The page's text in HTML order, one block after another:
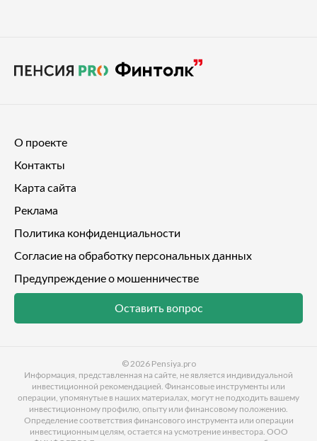
О проекте
Контакты
Карта сайта
Реклама
Политика конфиденциальности
Согласие на обработку персональных данных
Предупреждение о мошенничестве
Оставить вопрос
© 2026 Pensiya.pro
Информация, представленная на сайте, не является индивидуальной
инвестиционной рекомендацией. Финансовые инструменты или
операции, упомянутые в наших материалах, могут не подходить вашему
инвестиционному профилю, опыту или финансовому положению.
Определение соответствия финансового инструмента или операции
инвестиционным целям, остается на усмотрение инвестора. ООО